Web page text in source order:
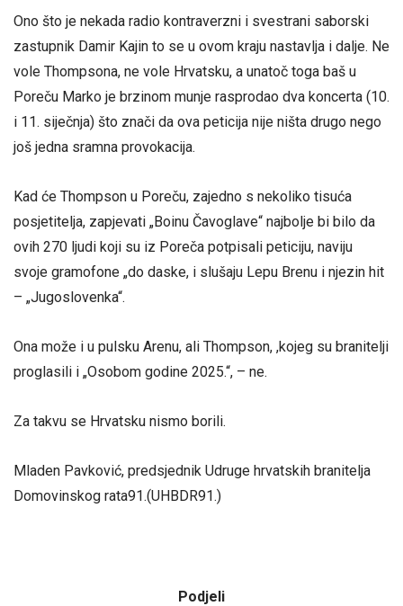
Ono što je nekada radio kontraverzni i svestrani saborski
zastupnik Damir Kajin to se u ovom kraju nastavlja i dalje. Ne
vole Thompsona, ne vole Hrvatsku, a unatoč toga baš u
Poreču Marko je brzinom munje rasprodao dva koncerta (10.
i 11. siječnja) što znači da ova peticija nije ništa drugo nego
još jedna sramna provokacija.
Kad će Thompson u Poreču, zajedno s nekoliko tisuća
posjetitelja, zapjevati „Boinu Čavoglave“ najbolje bi bilo da
ovih 270 ljudi koji su iz Poreča potpisali peticiju, naviju
svoje gramofone „do daske, i slušaju Lepu Brenu i njezin hit
– „Jugoslovenka“.
Ona može i u pulsku Arenu, ali Thompson, ,kojeg su branitelji
proglasili i „Osobom godine 2025.“, – ne.
Za takvu se Hrvatsku nismo borili.
Mladen Pavković, predsjednik Udruge hrvatskih branitelja
Domovinskog rata91.(UHBDR91.)
Podjeli